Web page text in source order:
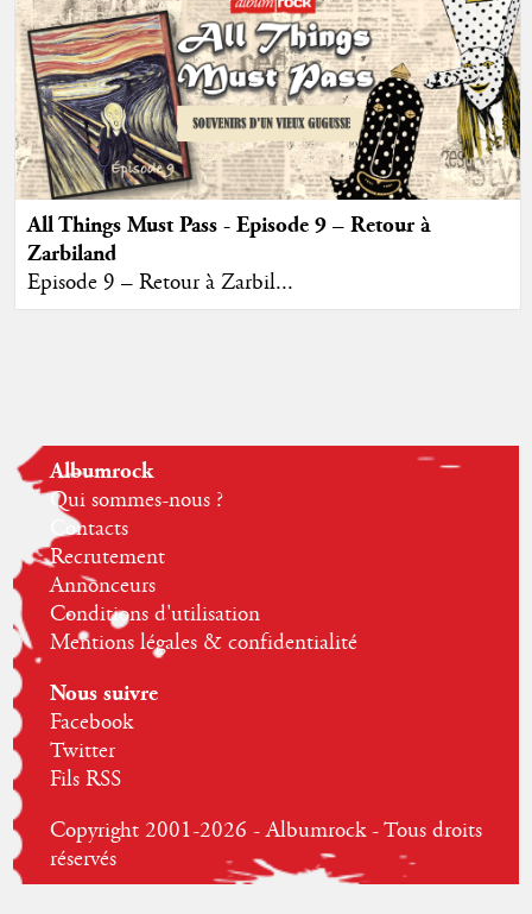
All Things Must Pass - Episode 9 – Retour à
Zarbiland
Episode 9 – Retour à Zarbil...
Albumrock
Qui sommes-nous ?
Contacts
Recrutement
Annonceurs
Conditions d'utilisation
Mentions légales & confidentialité
Nous suivre
Facebook
Twitter
Fils RSS
Copyright 2001-2026 - Albumrock - Tous droits
réservés